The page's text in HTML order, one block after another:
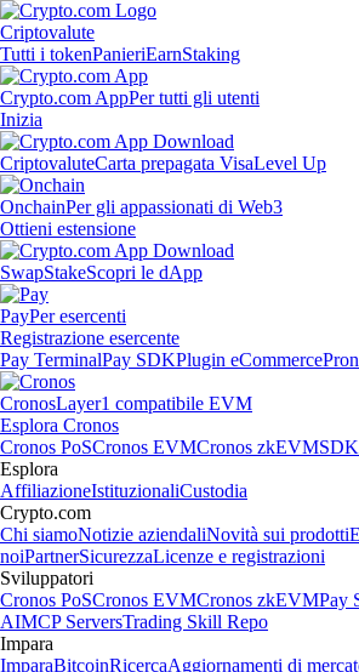
Criptovalute
Tutti i tokenPanieriEarnStaking
Crypto.com AppPer tutti gli utenti
Inizia
CriptovaluteCarta prepagata VisaLevel Up
OnchainPer gli appassionati di Web3
Ottieni estensione
SwapStakeScopri le dApp
PayPer esercenti
Registrazione esercente
Pay TerminalPay SDKPlugin eCommerce
CronosLayer1 compatibile EVM
Esplora Cronos
Cronos PoSCronos EVMCronos zkEVM
Esplora
AffiliazioneIstituzionaliCustodia
Crypto.com
Chi siamoNotizie aziendaliNovità sui prodotti
noiPartnerSicurezzaLicenze e registrazioni
Sviluppatori
Cronos PoSCronos EVMCronos zkEVMPay
AIMCP ServersTrading Skill Repo
Impara
ImparaBitcoinRicercaAggiornamenti di